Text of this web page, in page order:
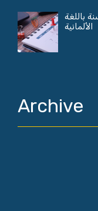
باللغة
الألمانية
Archive